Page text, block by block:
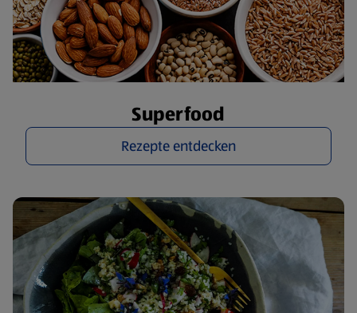
Superfood
Rezepte entdecken